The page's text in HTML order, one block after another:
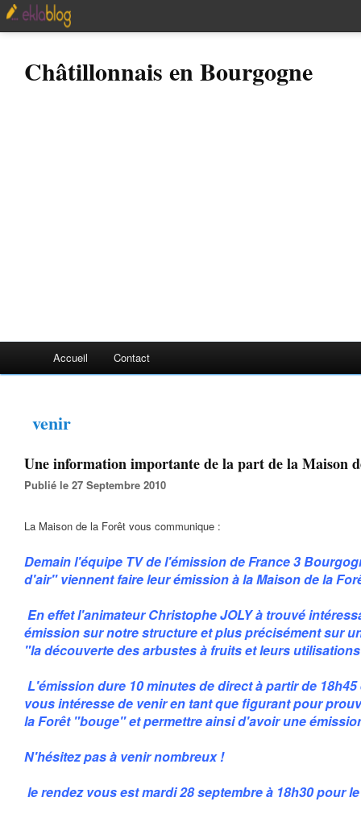
Châtillonnais en Bourgogne
Accueil Contact
venir
Une information importante de la part de la Maison
Publié le 27 Septembre 2010
La Maison de la Forêt vous communique :
Demain l'équipe TV de l'émission de France 3
d'air" viennent faire leur émission à la Maison de la
En effet l'animateur Christophe JOLY à trouvé
émission sur notre structure et plus précisément sur
"la découverte des arbustes à fruits et leurs
L'émission dure 10 minutes de direct à partir de
vous intéresse de venir en tant que figurant pour
la Forêt "bouge" et permettre ainsi d'avoir une
N'hésitez pas à venir nombreux !
le rendez vous est mardi 28 septembre à 18h30 pour